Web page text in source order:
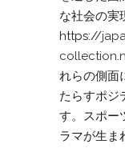
な社会の実
https://
れらの側面
たらすポジ
す。スポー
ラマが生ま